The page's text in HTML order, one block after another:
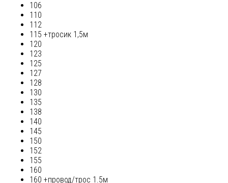
106
110
112
115 +тросик 1,5м
120
123
125
127
128
130
135
138
140
145
150
152
155
160
160 +провод/трос 1.5м